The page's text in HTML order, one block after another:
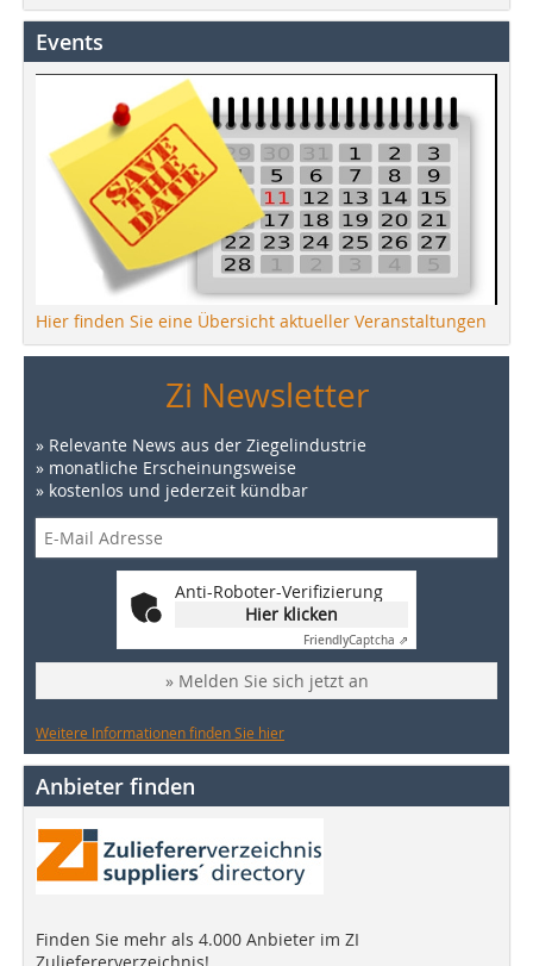
Events
Hier finden Sie eine Übersicht aktueller Veranstaltungen
Zi Newsletter
» Relevante News aus der Ziegelindustrie
» monatliche Erscheinungsweise
» kostenlos und jederzeit kündbar
Anti-Roboter-Verifizierung
Hier klicken
FriendlyCaptcha ⇗
» Melden Sie sich jetzt an
Weitere Informationen finden Sie hier
Anbieter finden
Finden Sie mehr als 4.000 Anbieter im ZI